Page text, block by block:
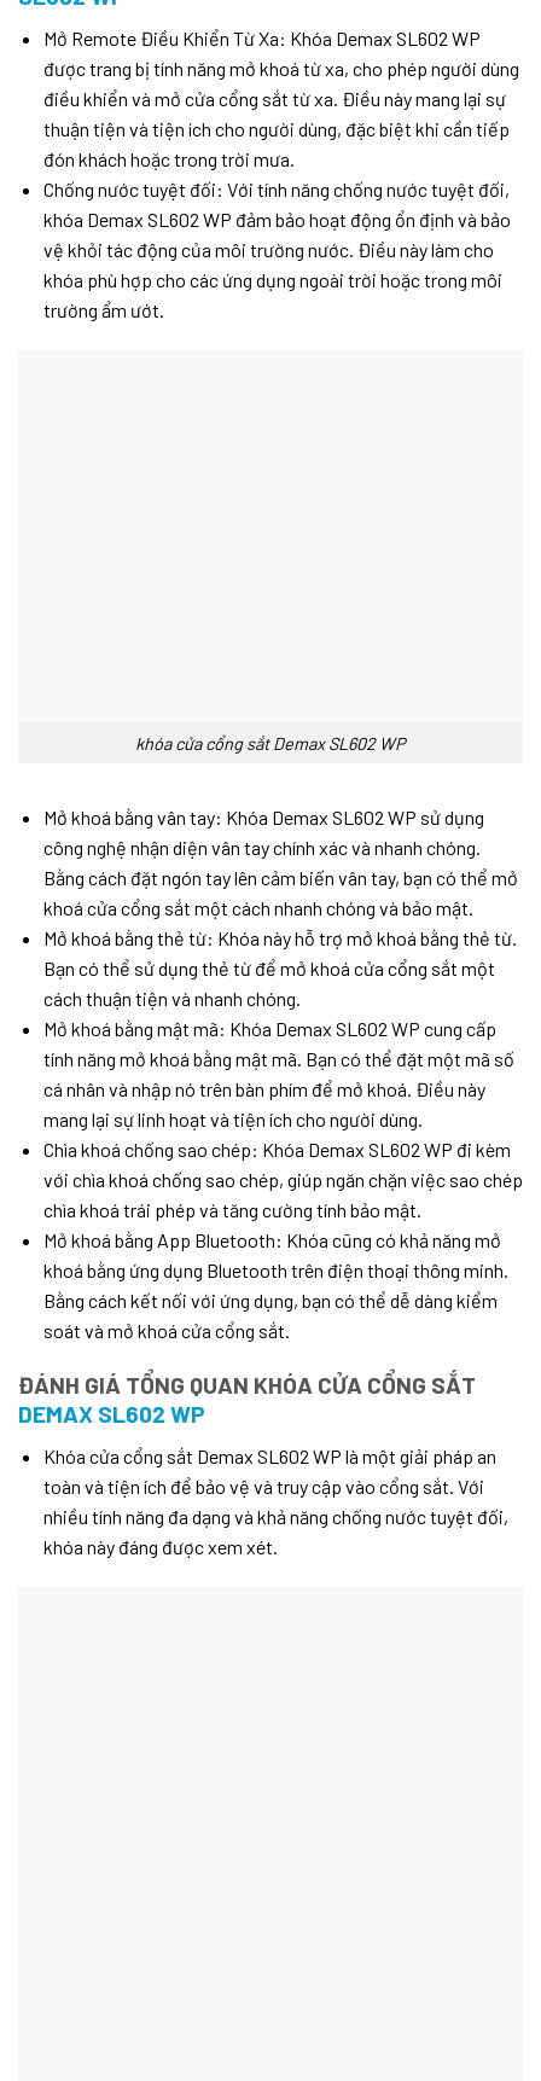
Mở Remote Điều Khiển Từ Xa: Khóa Demax SL602 WP
được trang bị tính năng mở khoá từ xa, cho phép người dùng
điều khiển và mở cửa cổng sắt từ xa. Điều này mang lại sự
thuận tiện và tiện ích cho người dùng, đặc biệt khi cần tiếp
đón khách hoặc trong trời mưa.
Chống nước tuyệt đối: Với tính năng chống nước tuyệt đối,
khóa Demax SL602 WP đảm bảo hoạt động ổn định và bảo
vệ khỏi tác động của môi trường nước. Điều này làm cho
khóa phù hợp cho các ứng dụng ngoài trời hoặc trong môi
trường ẩm ướt.
khóa cửa cổng sắt Demax SL602 WP
Mở khoá bằng vân tay: Khóa Demax SL602 WP sử dụng
công nghệ nhận diện vân tay chính xác và nhanh chóng.
Bằng cách đặt ngón tay lên cảm biến vân tay, bạn có thể mở
khoá cửa cổng sắt một cách nhanh chóng và bảo mật.
Mở khoá bằng thẻ từ: Khóa này hỗ trợ mở khoá bằng thẻ từ.
Bạn có thể sử dụng thẻ từ để mở khoá cửa cổng sắt một
cách thuận tiện và nhanh chóng.
Mở khoá bằng mật mã: Khóa Demax SL602 WP cung cấp
tính năng mở khoá bằng mật mã. Bạn có thể đặt một mã số
cá nhân và nhập nó trên bàn phím để mở khoá. Điều này
mang lại sự linh hoạt và tiện ích cho người dùng.
Chìa khoá chống sao chép: Khóa Demax SL602 WP đi kèm
với chìa khoá chống sao chép, giúp ngăn chặn việc sao chép
chìa khoá trái phép và tăng cường tính bảo mật.
Mở khoá bằng App Bluetooth: Khóa cũng có khả năng mở
khoá bằng ứng dụng Bluetooth trên điện thoại thông minh.
Bằng cách kết nối với ứng dụng, bạn có thể dễ dàng kiểm
soát và mở khoá cửa cổng sắt.
ĐÁNH GIÁ TỔNG QUAN KHÓA CỬA CỔNG SẮT
DEMAX SL602 WP
Khóa cửa cổng sắt Demax SL602 WP là một giải pháp an
toàn và tiện ích để bảo vệ và truy cập vào cổng sắt. Với
nhiều tính năng đa dạng và khả năng chống nước tuyệt đối,
khóa này đáng được xem xét.